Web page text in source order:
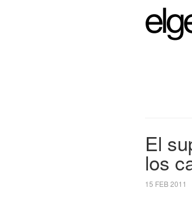
El
los
15 FEB 2011